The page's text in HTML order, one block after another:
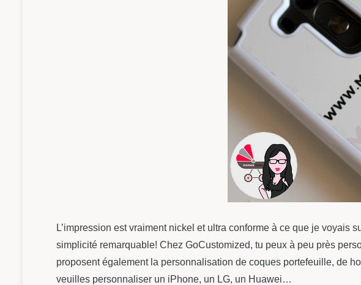
L’impression est vraiment nickel et ultra conforme à ce que je voyais
simplicité remarquable! Chez GoCustomized, tu peux à peu près
proposent également la personnalisation de coques portefeuille, de
veuilles personnaliser un iPhone, un LG, un Huawei…